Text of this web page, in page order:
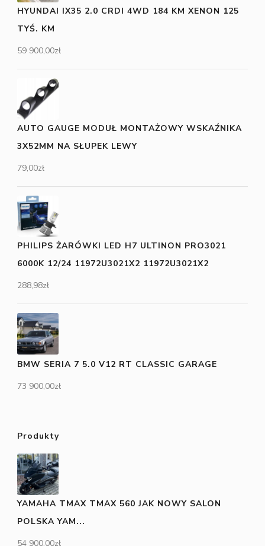
HYUNDAI IX35 2.0 CRDI 4WD 184 KM XENON 125
TYŚ. KM
59 900,00zł
AUTO GAUGE MODUŁ MONTAŻOWY WSKAŹNIKA
3X52MM NA SŁUPEK LEWY
79,00zł
PHILIPS ŻARÓWKI LED H7 ULTINON PRO3021
6000K 12/24 11972U3021X2 11972U3021X2
288,98zł
BMW SERIA 7 5.0 V12 RT CLASSIC GARAGE
73 900,00zł
Produkty
YAMAHA TMAX TMAX 560 JAK NOWY SALON
POLSKA YAM...
54 900,00zł